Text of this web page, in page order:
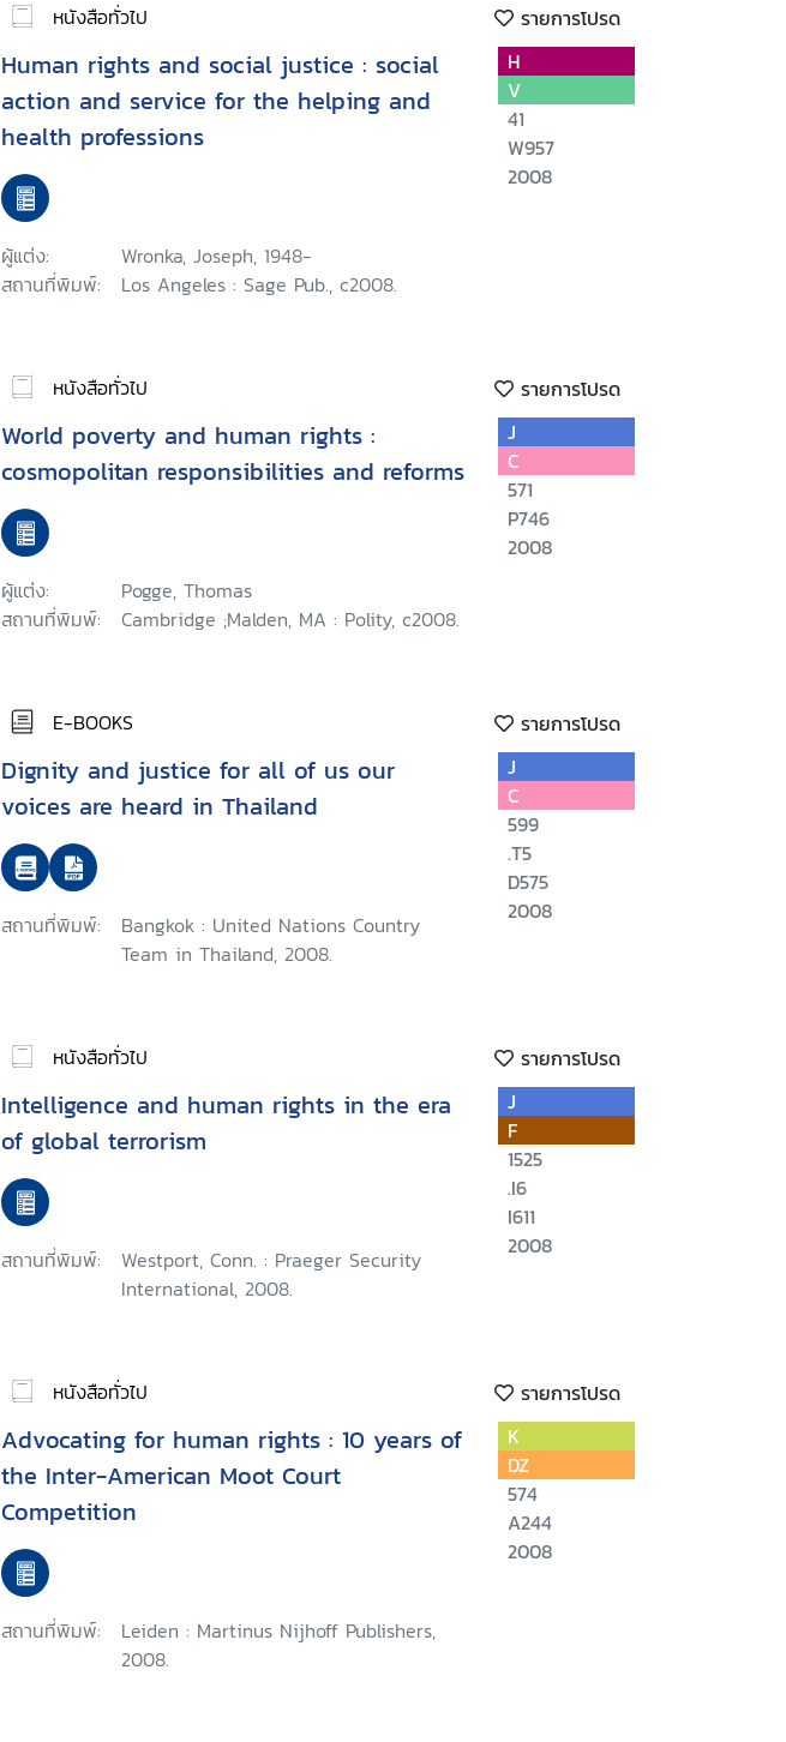
หนังสือทั่วไป รายการโปรด
Human rights and social justice : social
action and service for the helping and
health professions
ผู้แต่ง:
Wronka, Joseph, 1948-
สถานที่พิมพ์:
Los Angeles : Sage Pub., c2008.
H
V
41
W957
2008
หนังสือทั่วไป รายการโปรด
World poverty and human rights :
cosmopolitan responsibilities and reforms
ผู้แต่ง:
Pogge, Thomas
สถานที่พิมพ์:
Cambridge ;Malden, MA : Polity, c2008.
J
C
571
P746
2008
E-BOOKS รายการโปรด
Dignity and justice for all of us our
voices are heard in Thailand
สถานที่พิมพ์:
Bangkok : United Nations Country
Team in Thailand, 2008.
J
C
599
.T5
D575
2008
หนังสือทั่วไป รายการโปรด
Intelligence and human rights in the era
of global terrorism
สถานที่พิมพ์:
Westport, Conn. : Praeger Security
International, 2008.
J
F
1525
.I6
I611
2008
หนังสือทั่วไป รายการโปรด
Advocating for human rights : 10 years of
the Inter-American Moot Court
Competition
สถานที่พิมพ์:
Leiden : Martinus Nijhoff Publishers,
2008.
K
DZ
574
A244
2008